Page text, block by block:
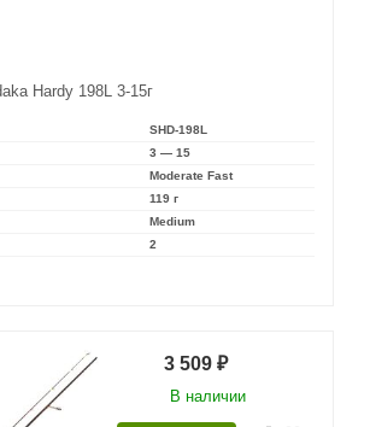
Hardy 198L 3-15г
SHD-198L
3 — 15
Moderate Fast
119 г
Medium
2
3 509 ₽
В наличии